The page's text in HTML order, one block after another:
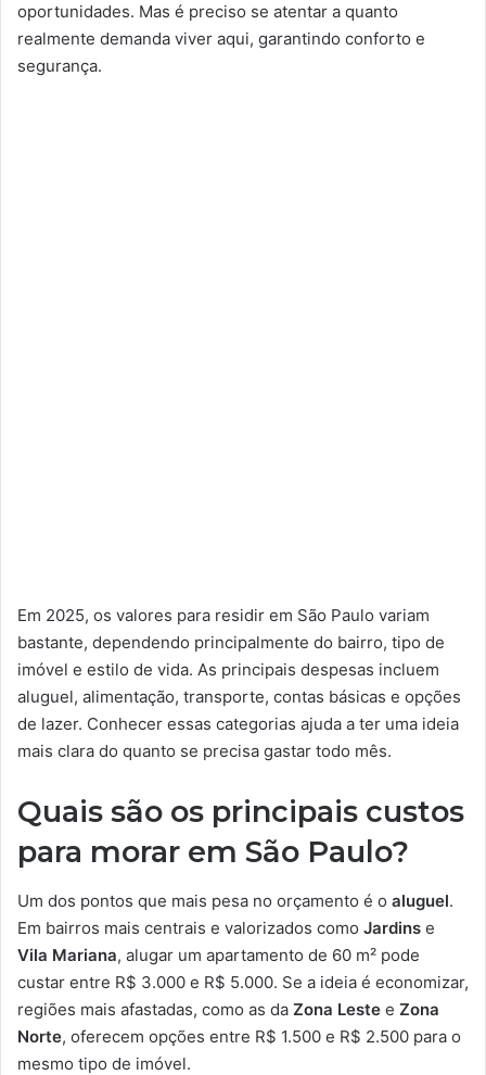
oportunidades. Mas é preciso se atentar a quanto
realmente demanda viver aqui, garantindo conforto e
segurança.
Em 2025, os valores para residir em São Paulo variam
bastante, dependendo principalmente do bairro, tipo de
imóvel e estilo de vida. As principais despesas incluem
aluguel, alimentação, transporte, contas básicas e opções
de lazer. Conhecer essas categorias ajuda a ter uma ideia
mais clara do quanto se precisa gastar todo mês.
Quais são os principais custos
para morar em São Paulo?
Um dos pontos que mais pesa no orçamento é o aluguel.
Em bairros mais centrais e valorizados como Jardins e
Vila Mariana, alugar um apartamento de 60 m² pode
custar entre R$ 3.000 e R$ 5.000. Se a ideia é economizar,
regiões mais afastadas, como as da Zona Leste e Zona
Norte, oferecem opções entre R$ 1.500 e R$ 2.500 para o
mesmo tipo de imóvel.